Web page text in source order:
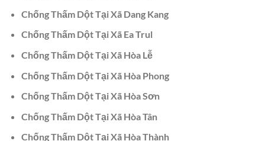
Chống Thấm Dột Tại Xã Dang Kang
Chống Thấm Dột Tại Xã Ea Trul
Chống Thấm Dột Tại Xã Hòa Lễ
Chống Thấm Dột Tại Xã Hòa Phong
Chống Thấm Dột Tại Xã Hòa Sơn
Chống Thấm Dột Tại Xã Hòa Tân
Chống Thấm Dột Tại Xã Hòa Thành